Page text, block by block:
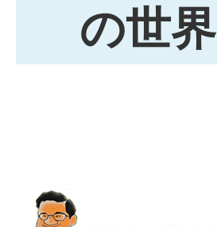
の世界